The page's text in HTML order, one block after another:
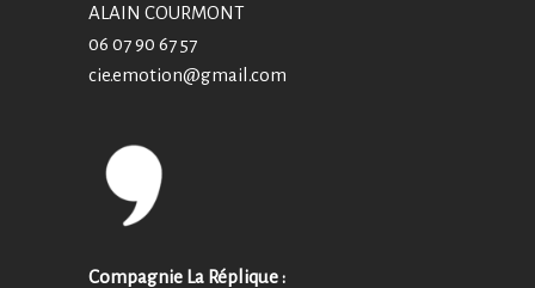
ALAIN COURMONT
06 07 90 67 57
cie.emotion@gmail.com
Compagnie La Réplique :